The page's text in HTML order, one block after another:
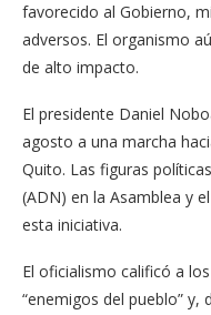
favorecido al Gobierno,
adversos. El organismo
de alto impacto.
El presidente Daniel
agosto a una marcha
Quito. Las figuras
(ADN) en la Asamblea y
esta iniciativa.
El oficialismo calificó a
“enemigos del pueblo” y,